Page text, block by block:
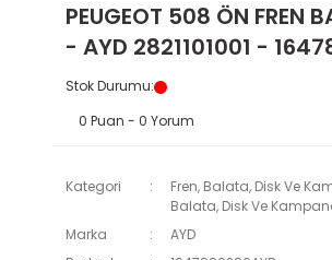
PEUGEOT 508 ÖN FREN
- AYD 2821101001 -
Stok Durumu:
0 Puan - 0 Yorum
Kategori Fren, Balata, Disk Ve
Balata, Disk Ve
Marka
AYD